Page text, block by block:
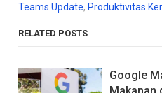
Teams Update, Produktivitas
RELATED POSTS
Google
Makanan